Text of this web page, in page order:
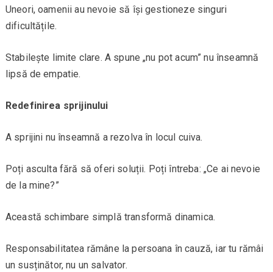
Uneori, oamenii au nevoie să își gestioneze singuri
dificultățile.
Stabilește limite clare. A spune „nu pot acum” nu înseamnă
lipsă de empatie.
Redefinirea sprijinului
A sprijini nu înseamnă a rezolva în locul cuiva.
Poți asculta fără să oferi soluții. Poți întreba: „Ce ai nevoie
de la mine?”
Această schimbare simplă transformă dinamica.
Responsabilitatea rămâne la persoana în cauză, iar tu rămâi
un susținător, nu un salvator.